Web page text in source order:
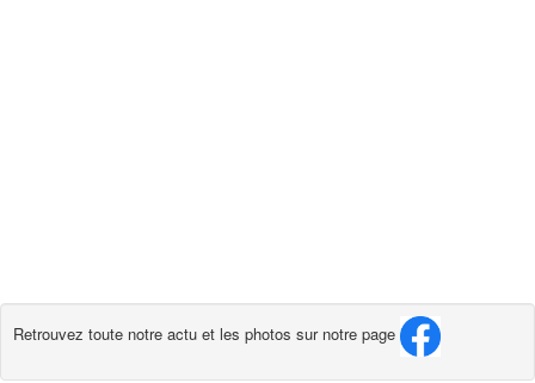
Retrouvez toute notre actu et les photos sur notre page